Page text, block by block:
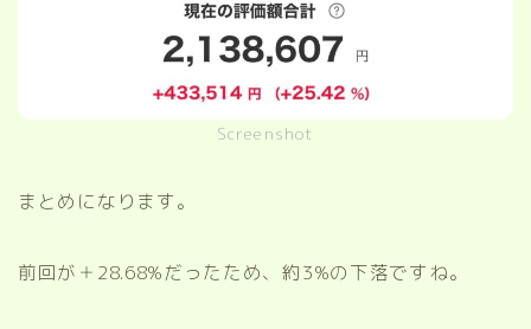
Screenshot
まとめになります。
前回が＋28.68%だったため、約3%の下落ですね。